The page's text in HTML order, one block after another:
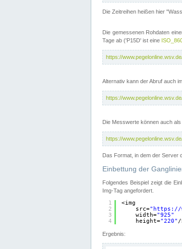
Die Zeitreihen heißen hier
Die gemessenen Rohdaten
Tage ab ('P15D' ist eine
https://
Alternativ kann der Abruf auch
https://
Die Messwerte können auch
https://
Das Format, in dem der Server
Einbettung der
Folgendes Beispiel zeigt die
Img-Tag angefordert.
1
2
3
4
<img
src=" https://
width="925"
height="220" /
Ergebnis: